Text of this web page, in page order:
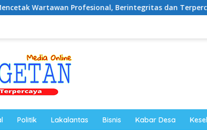
Berintegritas dan Terpercaya PKB Run
Politik Lakalantas Bisnis Kabar Desa